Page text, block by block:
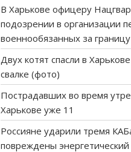
В Харькове офицеру
подозрении в организации
военнообязанных за границу
Двух котят спасли в
свалке (фото)
Пострадавших во время
Харькове уже 11
Россияне ударили тремя
повреждены